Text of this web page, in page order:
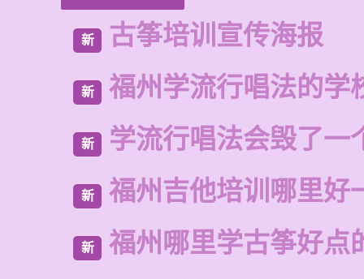
新 古筝培训宣传海报
新 福州学流行唱法的学
新 学流行唱法会毁了一
新 福州吉他培训哪里好
新 福州哪里学古筝好点